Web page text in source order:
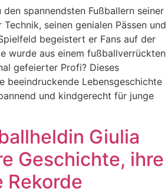
spannendsten Fußballern seiner
seinen genialen Pässen und
begeistert er Fans auf der
wurde aus einem fußballverrückten
gefeierter Profi? Dieses
beeindruckende Lebensgeschichte
und kindgerecht für junge
Giulia
Geschichte, ihre
Rekorde